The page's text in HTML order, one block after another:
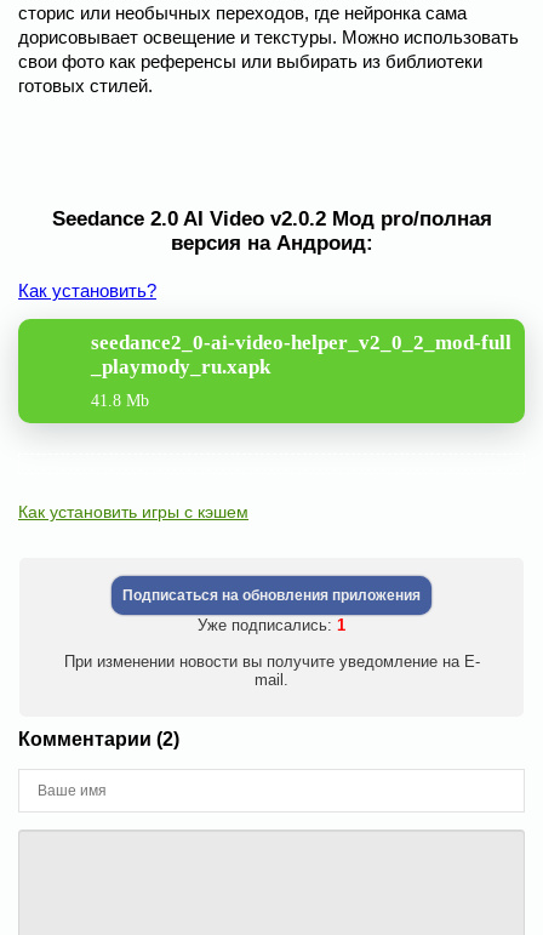
сторис или необычных переходов, где нейронка сама
дорисовывает освещение и текстуры. Можно использовать
свои фото как референсы или выбирать из библиотеки
готовых стилей.
Seedance 2.0 AI Video v2.0.2 Мод pro/полная
версия на Андроид:
Как установить?
seedance2_0-ai-video-helper_v2_0_2_mod-full
_playmody_ru.xapk
41.8 Mb
Как установить игры с кэшем
Подписаться на обновления приложения
Уже подписались: 1
При изменении новости вы получите уведомление на E-
mail.
Комментарии (2)